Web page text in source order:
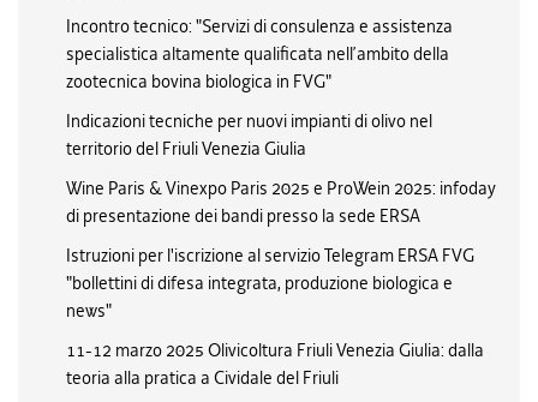
Incontro tecnico: "Servizi di consulenza e assistenza
specialistica altamente qualificata nell’ambito della
zootecnica bovina biologica in FVG"
Indicazioni tecniche per nuovi impianti di olivo nel
territorio del Friuli Venezia Giulia
Wine Paris & Vinexpo Paris 2025 e ProWein 2025: infoday
di presentazione dei bandi presso la sede ERSA
Istruzioni per l'iscrizione al servizio Telegram ERSA FVG
"bollettini di difesa integrata, produzione biologica e
news"
11-12 marzo 2025 Olivicoltura Friuli Venezia Giulia: dalla
teoria alla pratica a Cividale del Friuli